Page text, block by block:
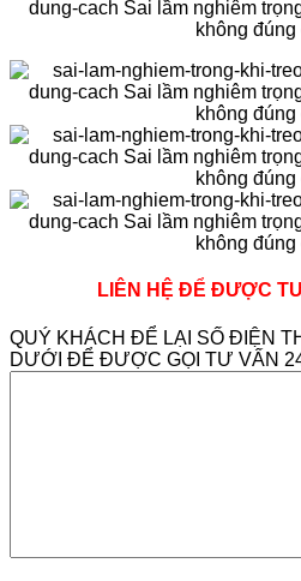
LIÊN HỆ ĐỂ ĐƯỢC
QUÝ KHÁCH ĐỂ LẠI SỐ ĐIỆN
DƯỚI ĐỂ ĐƯỢC GỌI TƯ VẤN